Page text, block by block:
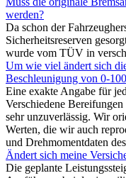
werden?
Da schon der
Sicherheitsreserven
wurde vom TÜV in
Um wie viel ändert sich
Beschleunigung von 0-
Eine exakte Angabe für
Verschiedene
sehr unzuverlässig. Wir
Werten, die wir auch
und Drehmomentdaten
Ändert sich meine
Die geplante